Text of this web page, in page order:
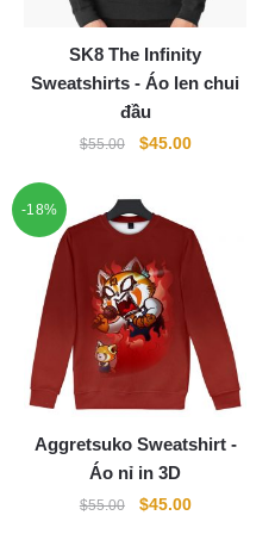
SK8 The Infinity
Sweatshirts - Áo len chui
đầu
$55.00
Original
$55.00.
$45.00Current
-18%
Aggretsuko Sweatshirt -
Áo nỉ in 3D
$55.00
Original
$45.00Current